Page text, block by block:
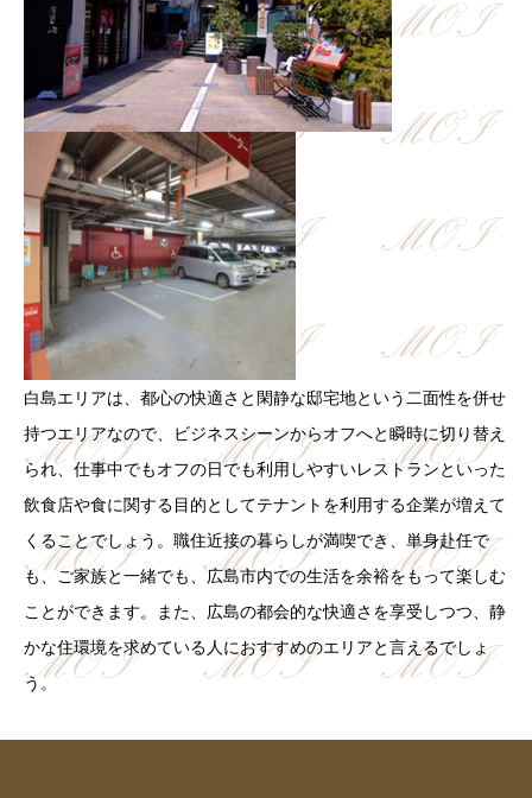
白島エリアは、都心の快適さと閑静な邸宅地という二面性を併せ
持つエリアなので、ビジネスシーンからオフへと瞬時に切り替え
られ、仕事中でもオフの日でも利用しやすいレストランといった
飲食店や食に関する目的としてテナントを利用する企業が増えて
くることでしょう。職住近接の暮らしが満喫でき、単身赴任で
も、ご家族と一緒でも、広島市内での生活を余裕をもって楽しむ
ことができます。また、広島の都会的な快適さを享受しつつ、静
かな住環境を求めている人におすすめのエリアと言えるでしょ
う。